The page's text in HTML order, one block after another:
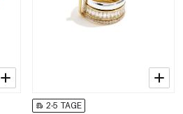
2-5 TAGE